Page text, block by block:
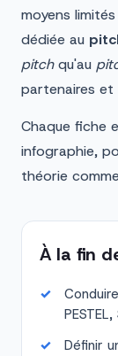
moyens
dédiée au
pitchqu'au
partenaires et
Chaque fiche
infographie,
théorie
À la fin
Définir